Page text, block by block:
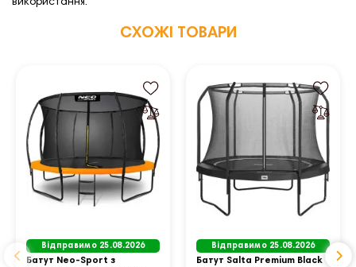
використання.
СХОЖІ ТОВАРИ
Відправимо 25.08.2026
Батут Neo-Sport з
Відправимо 25.08.2026
Батут Salta Premium Black